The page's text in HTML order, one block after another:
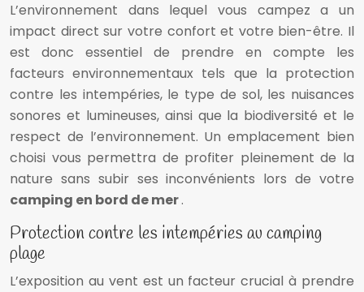
L’environnement dans lequel vous campez a un
impact direct sur votre confort et votre bien-être. Il
est donc essentiel de prendre en compte les
facteurs environnementaux tels que la protection
contre les intempéries, le type de sol, les nuisances
sonores et lumineuses, ainsi que la biodiversité et le
respect de l’environnement. Un emplacement bien
choisi vous permettra de profiter pleinement de la
nature sans subir ses inconvénients lors de votre
camping en bord de mer.
Protection contre les intempéries au camping
plage
L’exposition au vent est un facteur crucial à prendre